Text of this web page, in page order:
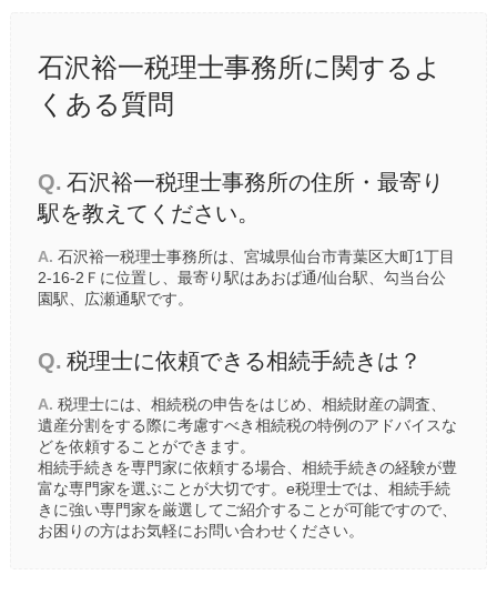
石沢裕一税理士事務所に関するよ
くある質問
Q. 石沢裕一税理士事務所の住所・最寄り
駅を教えてください。
A. 石沢裕一税理士事務所は、宮城県仙台市青葉区大町1丁目
2-16-2Ｆに位置し、最寄り駅はあおば通/仙台駅
勾当台公
園駅
広瀬通駅です。
Q. 税理士に依頼できる相続手続きは？
A. 税理士には、相続税の申告をはじめ、相続財産の調査、
遺産分割をする際に考慮すべき相続税の特例のアドバイスな
どを依頼することができます。
相続手続きを専門家に依頼する場合、相続手続きの経験が豊
富な専門家を選ぶことが大切です。e税理士では、相続手続
きに強い専門家を厳選してご紹介することが可能ですので、
お困りの方はお気軽にお問い合わせください。